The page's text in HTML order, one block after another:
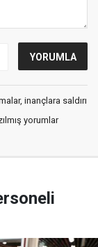
inançlara saldırı
yorumlar